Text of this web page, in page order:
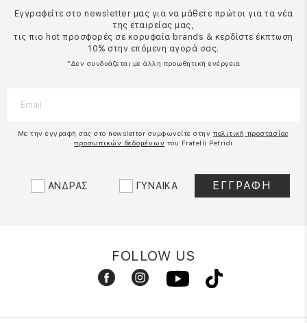
Εγγραφείτε στο newsletter μας για να μάθετε πρώτοι για τα νέα
της εταιρείας μας,
τις πιο hot προσφορές σε κορυφαία brands & κερδίστε έκπτωση
10% στην επόμενη αγορά σας.
*Δεν συνδυάζεται με άλλη προωθητική ενέργεια
Με την εγγραφή σας στο newsletter συμφωνείτε στην πολιτική προστασίας
προσωπικών δεδομένων του Fratelli Petridi
ΑΝΔΡΑΣ ΓΥΝΑΙΚΑ
FOLLOW US